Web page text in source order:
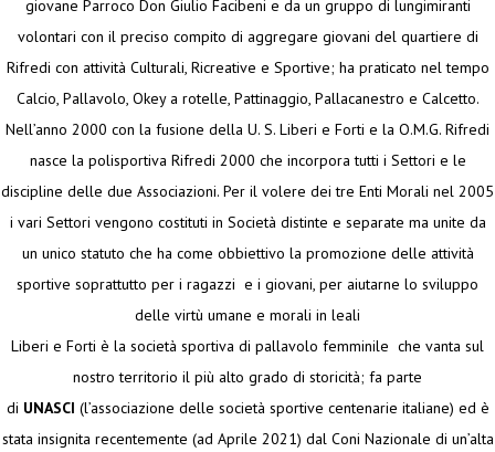
giovane Parroco Don Giulio Facibeni e da un gruppo di lungimiranti
volontari con il preciso compito di aggregare giovani del quartiere di
Rifredi con attività Culturali, Ricreative e Sportive; ha praticato nel tempo
Calcio, Pallavolo, Okey a rotelle, Pattinaggio, Pallacanestro e Calcetto.
Nell’anno 2000 con la fusione della U. S. Liberi e Forti e la O.M.G. Rifredi
nasce la polisportiva Rifredi 2000 che incorpora tutti i Settori e le
discipline delle due Associazioni. Per il volere dei tre Enti Morali nel 2005
i vari Settori vengono costituti in Società distinte e separate ma unite da
un unico statuto che ha come obbiettivo la promozione delle attività
sportive soprattutto per i ragazzi e i giovani, per aiutarne lo sviluppo
delle virtù umane e morali in leali
Liberi e Forti è la società sportiva di pallavolo femminile che vanta sul
nostro territorio il più alto grado di storicità; fa parte
di UNASCI (l’associazione delle società sportive centenarie italiane) ed è
stata insignita recentemente (ad Aprile 2021) dal Coni Nazionale di un’alta